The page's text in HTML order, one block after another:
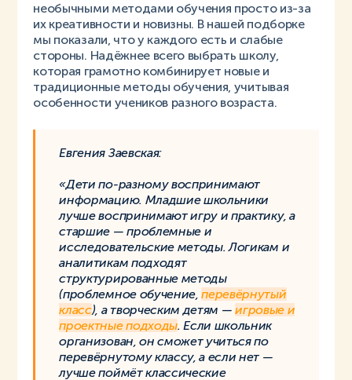
необычными методами обучения просто из-за
их креативности и новизны. В нашей подборке
мы показали, что у каждого есть и слабые
стороны. Надёжнее всего выбрать школу,
которая грамотно комбинирует новые и
традиционные методы обучения, учитывая
особенности учеников разного возраста.
Евгения Заевская:
«Дети по-разному воспринимают
информацию. Младшие школьники
лучше воспринимают игру и практику, а
старшие — проблемные и
исследовательские методы. Логикам и
аналитикам подходят
структурированные методы
(проблемное обучение,перевёрнутый
класс), а творческим детям —игровые и
проектные подходы. Если школьник
организован, он сможет учиться по
перевёрнутому классу, а если нет —
лучше поймёт классические